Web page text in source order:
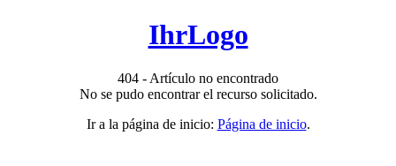
IhrLogo
404 - Artículo no encontrado
No se pudo encontrar el recurso solicitado.
Ir a la página de inicio: Página de inicio.